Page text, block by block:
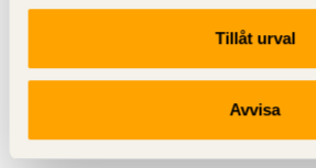
Tillåt urval
Avvisa
Svenskt Trä representerar svensk
och är en del av
svensk limträ-, KL-trä- och